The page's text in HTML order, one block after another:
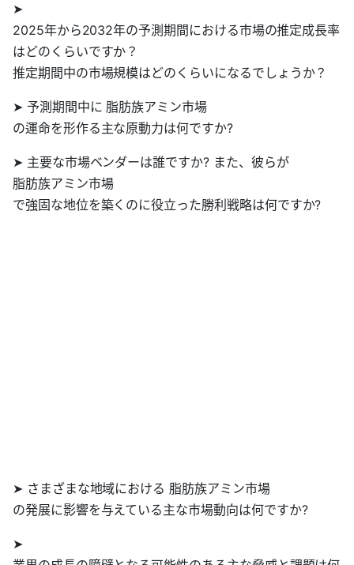
➤
2025年から2032年の予測期間における市場の推定成長率
はどのくらいですか？
推定期間中の市場規模はどのくらいになるでしょうか？
➤ 予測期間中に 脂肪族アミン市場
の運命を形作る主な原動力は何ですか?
➤ 主要な市場ベンダーは誰ですか? また、彼らが
脂肪族アミン市場
で強固な地位を築くのに役立った勝利戦略は何ですか?
➤ さまざまな地域における 脂肪族アミン市場
の発展に影響を与えている主な市場動向は何ですか?
➤